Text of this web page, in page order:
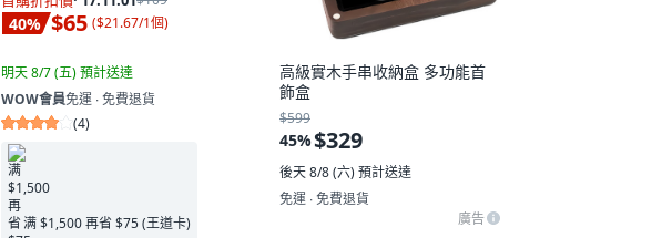
40% $65 ($21.67/1個)
明天 8/7 (五)預計送達
WOW會員免運 ∙ 免費退貨
(4)
满 $1,500 再省 $75 (王道卡)
高級實木手串收納盒 多功能首
飾盒
$599
45%$329
後天 8/8 (六) 預計送達
免運 ∙ 免費退貨
廣告